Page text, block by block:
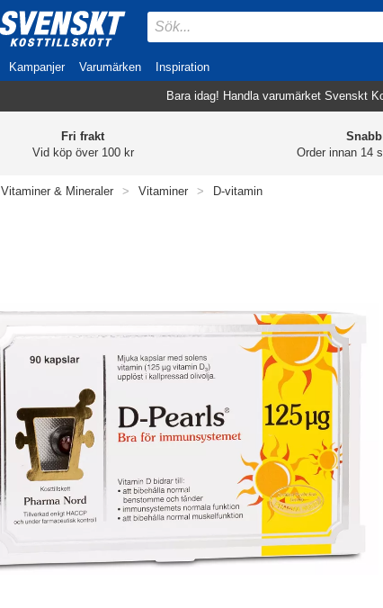
Kampanjer Varumärken Inspiration
Bara idag! Handla varumärket Svenskt
Fri frakt
Vid köp över 100 kr
Order innan 14
Vitaminer & Mineraler > Vitaminer > D-vitamin